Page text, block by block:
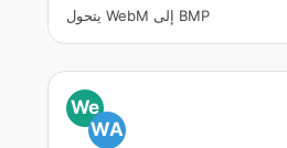
يتحول WebM إلى BMP
We
WA